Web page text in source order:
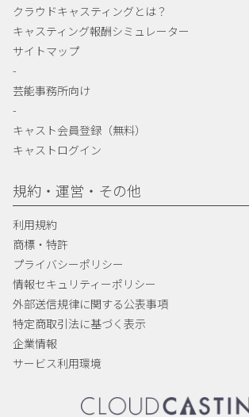
クラウドキャスティングとは？
キャスティング報酬シミュレーター
サイトマップ
-
芸能事務所向け
-
キャスト会員登録（無料）
キャストログイン
規約・運営・その他
利用規約
商標・特許
プライバシーポリシー
情報セキュリティーポリシー
外部送信規律に関する公表事項
特定商取引法に基づく表示
企業情報
サービス利用環境